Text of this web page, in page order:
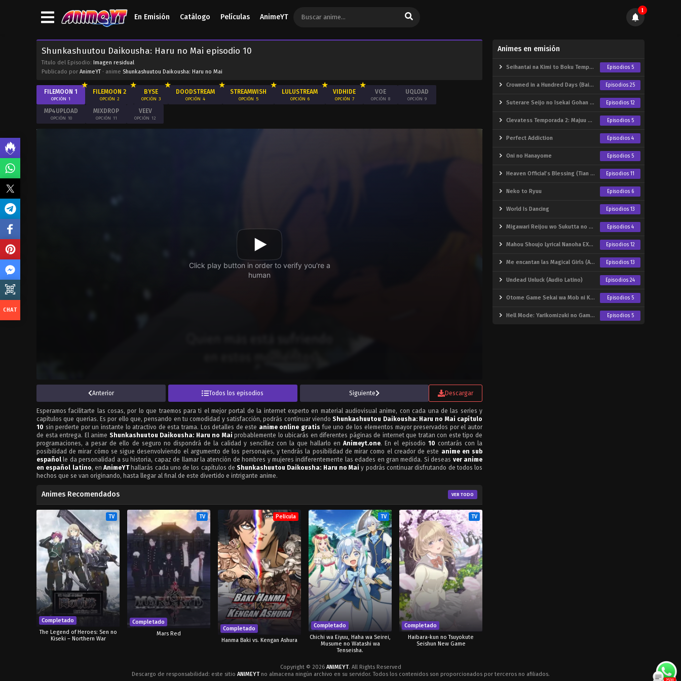
En Emisión Catálogo Películas AnimeYT
1
Shunkashuutou Daikousha: Haru no Mai episodio 10
Titulo del Episodio: Imagen residual
Publicado por AnimeYT · anime Shunkashuutou Daikousha: Haru no Mai
FILEMOON 1
OPCIÓN 1
FILEMOON 2
OPCIÓN 2
BYSE
OPCIÓN 3
DOODSTREAM
OPCIÓN 4
STREAMWISH
OPCIÓN 5
LULUSTREAM
OPCIÓN 6
VIDHIDE
OPCIÓN 7
VOE
OPCIÓN 8
UQLOAD
OPCIÓN 9
MP4UPLOAD
OPCIÓN 10
MIXDROP
OPCIÓN 11
VEEV
OPCIÓN 12
Anterior Todos los episodios Siguiente Descargar
Esperamos facilitarte las cosas, por lo que traemos para ti el mejor portal de la internet experto en material audiovisual anime, con cada una de las series y
capítulos que querias. Es por ello que, pensando en tu comodidad y satisfacción, podrás continuar viendoShunkashuutou Daikousha: Haru no Mai capítulo
10 sin perderte por un instante lo atractivo de esta trama. Los detalles de este anime online gratis fue uno de los elementos mayor preservados por el autor
de esta entrega. El anime Shunkashuutou Daikousha: Haru no Mai probablemente lo ubicarás en diferentes páginas de internet que tratan con este tipo de
programaciones, a pesar de ello de seguro no dispondrá de la calidad y sencillez con la que hallarlo enAnimeyt.one. En el episodio 10 contarás con la
posibilidad de mirar cómo se sigue desenvolviendo el argumento de los personajes, y tendrás la posibilidad de mirar como el creador de este anime en sub
español le da personalidad a su historia, capaz de llamar la atención de hombres y mujeres indiferentemente las edades en gran medida. Si deseas ver anime
en español latino, enAnimeYThallarás cada uno de los capítulos deShunkashuutou Daikousha: Haru no Mai y podrás continuar disfrutando de todos los
hechos que se van originando, hasta llegar al final de este divertido e intrigante anime.
Animes Recomendados VER TODO
Completado
TV
The Legend of Heroes: Sen no
Kiseki – Northern War
Completado
TV
Mars Red
Completado
Pelicula
Hanma Baki vs. Kengan Ashura
Completado
TV
Chichi wa Eiyuu, Haha wa Seirei,
Musume no Watashi wa
Tenseisha.
Completado
TV
Haibara-kun no Tsuyokute
Seishun New Game
Animes en emisión
Seihantai na Kimi to Boku Temporada 2 Episodios 5
Crowned in a Hundred Days (Bai Ri Cheng Wang) Episodios 25
Suterare Seijo no Isekai Gohan Tabi: Kakure Skill de Camping Car wo Shoukan shimashita Episodios 12
Clevatess Temporada 2: Majuu no Ou to Itsuwari no Yuusha Denshou Episodios 5
Perfect Addiction Episodios 4
Oni no Hanayome Episodios 5
Heaven Official’s Blessing (Tian Guan Cifu) Episodios 11
Neko to Ryuu Episodios 6
World Is Dancing Episodios 13
Migawari Reijou wo Sukutta no wa Reikoku Mujihi na Koori no Ouji no Ai deshita Episodios 4
Mahou Shoujo Lyrical Nanoha EXCEEDS: Gun Blaze Vengeance Episodios 12
Me encantan las Magical Girls (Audio Latino) Episodios 13
Undead Unluck (Audio Latino) Episodios 24
Otome Game Sekai wa Mob ni Kibishii Sekai desu Temporada 2 Episodios 5
Hell Mode: Yarikomizuki no Gamer wa Hai Settei no Isekai de Musou suru Temporada 2 Episodios 5
Copyright © 2026 ANIMEYT. All Rights Reserved
Descargo de responsabilidad: este sitio ANIMEYTno almacena ningún archivo en su servidor. Todos los contenidos son proporcionados por terceros no afiliados.